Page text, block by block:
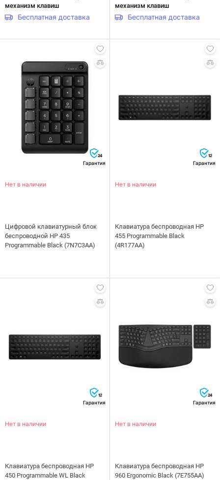
механизм клавиш
Бесплатная доставка
механизм клавиш
Бесплатная доставка
24
Гарантия
Нет в наличии
Цифровой клавиатурный блок
беспроводной HP 435
Programmable Black (7N7C3AA)
12
Гарантия
Нет в наличии
Клавиатура беспроводная HP
455 Programmable Black
(4R177AA)
12
Гарантия
Нет в наличии
Клавиатура беспроводная HP
450 Programmable WL Black
24
Гарантия
Нет в наличии
Клавиатура беспроводная HP
960 Ergonomic Black (7E755AA)